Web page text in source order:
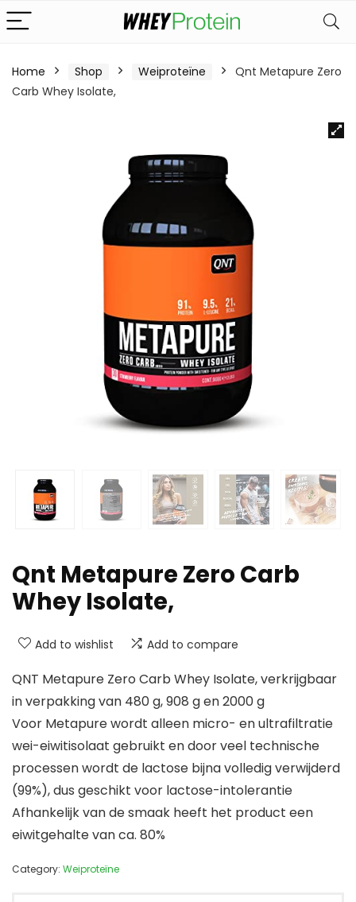
Home Shop Weiproteïne
Qnt Metapure Zero
Carb Whey Isolate,
Qnt Metapure Zero Carb
Whey Isolate,
Add to wishlist Add to compare
QNT Metapure Zero Carb Whey Isolate, verkrijgbaar
in verpakking van 480 g, 908 g en 2000 g
Voor Metapure wordt alleen micro- en ultrafiltratie
wei-eiwitisolaat gebruikt en door veel technische
processen wordt de lactose bijna volledig verwijderd
(99%), dus geschikt voor lactose-intolerantie
Afhankelijk van de smaak heeft het product een
eiwitgehalte van ca. 80%
Category: Weiproteïne